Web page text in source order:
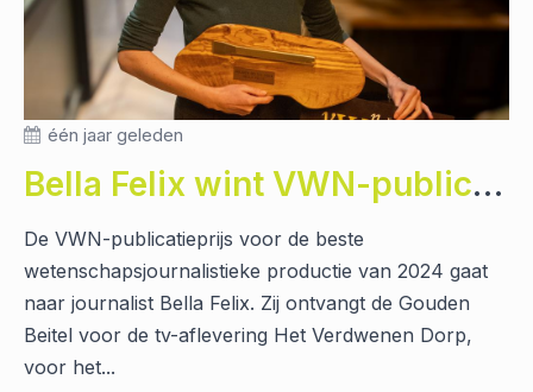
één jaar geleden
Bella Felix wint VWN-publicatieprijs 2024
De VWN-publicatieprijs voor de beste
wetenschapsjournalistieke productie van 2024 gaat
naar journalist Bella Felix. Zij ontvangt de Gouden
Beitel voor de tv-aflevering Het Verdwenen Dorp,
voor het...